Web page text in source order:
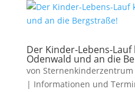
Der Kinder-Lebens-
Odenwald und an die
von
| Informationen und